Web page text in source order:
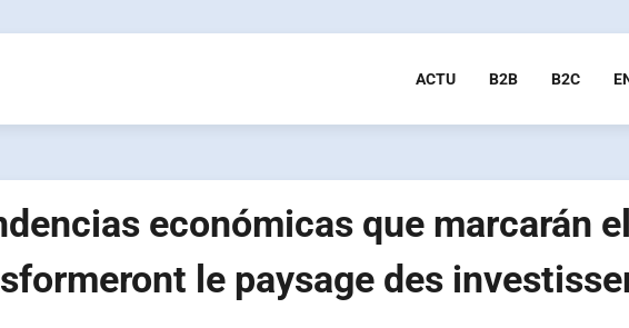
ACTU B2B B2C
económicas que marcarán
le paysage des